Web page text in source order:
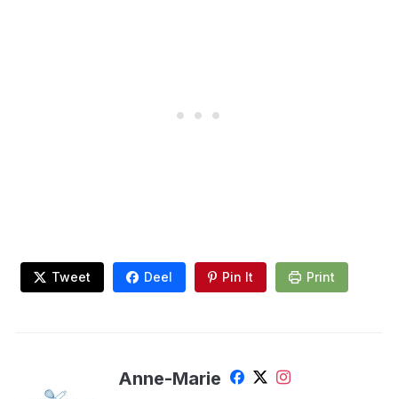
Tweet Deel Pin It Print
Anne-Marie